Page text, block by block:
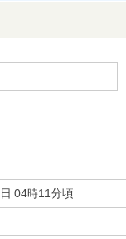
04時11分頃